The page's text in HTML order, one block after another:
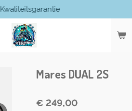
Kwaliteitsgarantie
Mares DUAL 2S
€ 249,00